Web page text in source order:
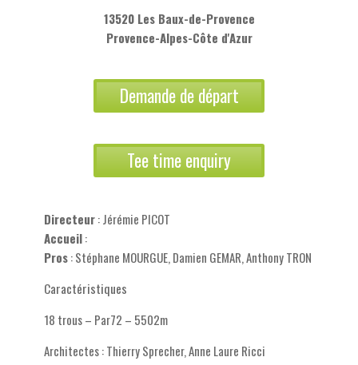
13520 Les Baux-de-Provence
Provence-Alpes-Côte d'Azur
Demande de départ
Tee time enquiry
Directeur: Jérémie PICOT
Accueil:
Pros: Stéphane MOURGUE, Damien GEMAR, Anthony TRON
Caractéristiques
18 trous – Par72 – 5502m
Architectes : Thierry Sprecher, Anne Laure Ricci